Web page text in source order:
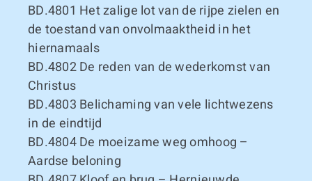
BD.4801 Het zalige lot van de rijpe zielen en
de toestand van onvolmaaktheid in het
hiernamaals
BD.4802De reden van de wederkomst van
Christus
BD.4803 Belichaming van vele lichtwezens
in de eindtijd
BD.4804De moeizame weg omhoog –
Aardse beloning